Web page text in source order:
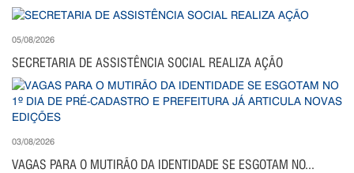
05/08/2026
SECRETARIA DE ASSISTÊNCIA SOCIAL REALIZA AÇÃO
03/08/2026
VAGAS PARA O MUTIRÃO DA IDENTIDADE SE ESGOTAM NO...